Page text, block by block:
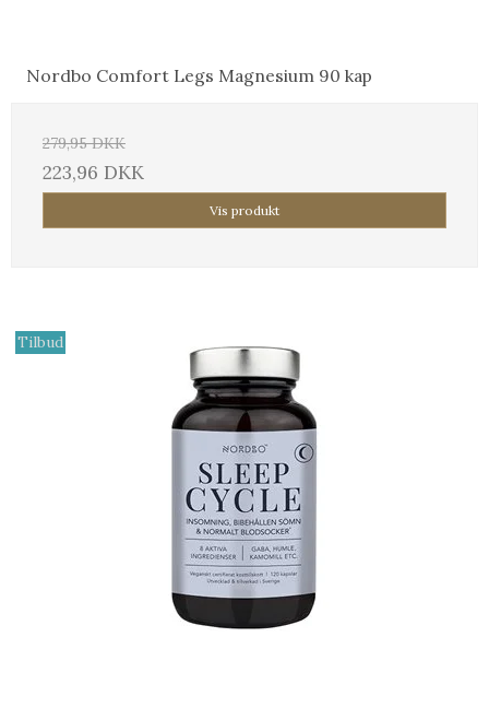
Nordbo Comfort Legs Magnesium 90 kap
279,95 DKK
223,96 DKK
Vis produkt
Tilbud